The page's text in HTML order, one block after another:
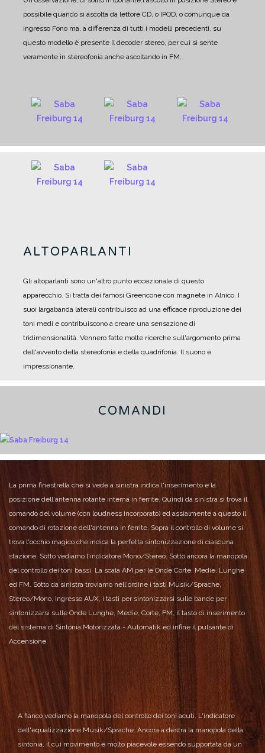
possibile quando si ascolta da lettore CD, o IPOD, o comunque da
ingresso Fono ma, a differenza di tutti i modelli precedenti, su
questo modello è presente il decoder stereo, per cui si sente
veramente in stereofonia anche ascoltando in FM.
ALTOPARLANTI
Gli altoparlanti sono un'altro punto eccezionale di questo
apparecchio. Si tratta dei famosi Greencone con magnete in Alnico. I
suoi largabanda laterali contribuisco ad una efficace riproduzione dei
toni medi e contribuiscono a creare una sensazione di
tridimensionalità. Vennero fatte molte ricerche sull'argomento prima
dell'avvento della stereofonia e della quadrifonia. Il suono è
impressionante.
COMANDI
La prima finestrella che si vede a sinistra indica l'inserimento e la
posizione dell'antenna rotante interna in ferrite. Quindi da sinistra si trova il
comando del volume (con loudness incorporato) ed assialmente a questo il
comando di rotazione dell'antenna in ferrite. Sopra il controllo di volume si
trova l'occhio magico che indica la perfetta sintonizzazione di ciascuna
stazione. Sotto vediamo l'indicatore Mono/Stereo.Sotto ancora la manopola
del controllo dei toni bassi. La scala AM per le Onde Corte, Medie, Lunghe
ed FM. Sotto da sinistra troviamo nell'ordine i tasti Musik/Sprache,
Stereo/Mono, Ingresso AUX, i tasti per sintonizzarsi sulle bande per
sintonizzarsi sulle Onde Lunghe, Medie, Corte, FM, il tasto di inserimento
del sistema di Sintonia Motorizzata - Automatik ed infine il pulsante di
Accensione.
A fianco vediamo la manopola del controllo dei toni acuti. L'indicatore
dell'equalizzazione Musik/Sprache. Ancora a destra la manopola della
sintonia, il cui movimento è molto piacevole essendo supportata da un